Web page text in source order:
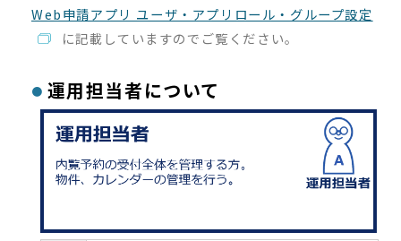
Web申請アプリ ユーザ・アプリロール・グループ設定
に記載していますのでご覧ください。
運用担当者について